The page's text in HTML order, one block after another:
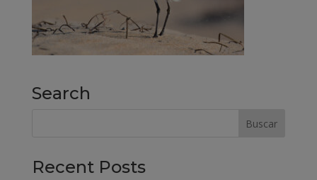
Search
Recent Posts